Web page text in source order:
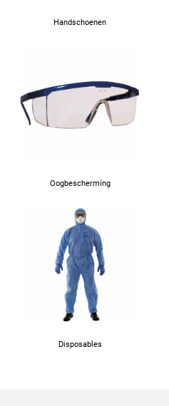
Handschoenen
Oogbescherming
Disposables